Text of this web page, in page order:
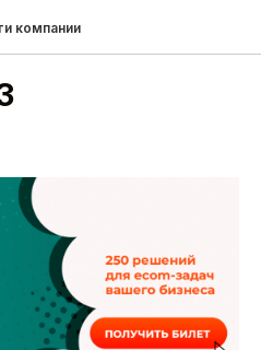
компании